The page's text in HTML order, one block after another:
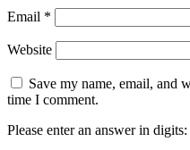
Email *
Website
Save my name, email, and
time I comment.
Please enter an answer in digits: